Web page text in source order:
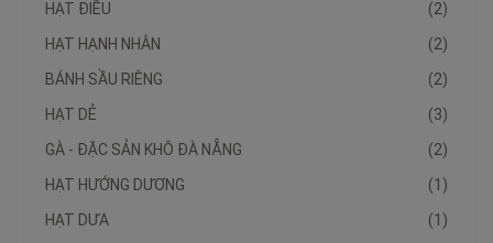
(2)
HẠT ĐIỀU
(2)
HẠT HẠNH NHÂN
(2)
BÁNH SẦU RIÊNG
(3)
HẠT DẺ
(2)
GÀ - ĐẶC SẢN KHÔ ĐÀ NẴNG
(1)
HẠT HƯỚNG DƯƠNG
(1)
HẠT DƯA